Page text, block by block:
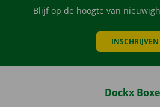
Blijf op de hoogte van
INSCHRIJVEN
Dockx